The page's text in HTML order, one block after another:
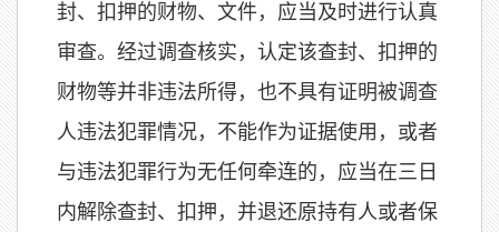
封、扣押的财物、文件，应当及时进行认真
审查。经过调查核实，认定该查封、扣押的
财物等并非违法所得，也不具有证明被调查
人违法犯罪情况，不能作为证据使用，或者
与违法犯罪行为无任何牵连的，应当在三日
内解除查封、扣押，并退还原持有人或者保